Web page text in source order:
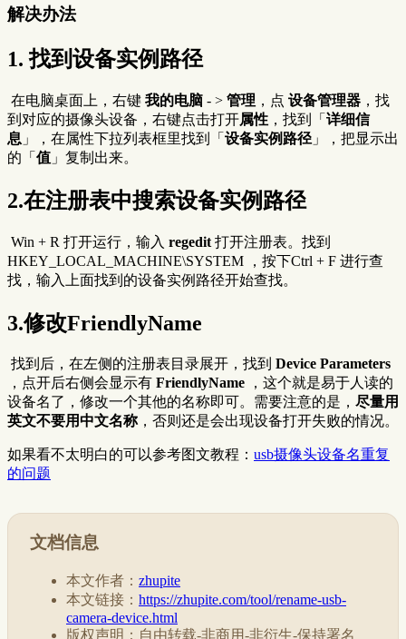
解决办法
1. 找到设备实例路径
​ 在电脑桌面上，右键 我的电脑 - > 管理 ，点 设备管理器 ，找
到对应的摄像头设备，右键点击打开属性 ，找到「 详细信
息 」，在属性下拉列表框里找到「 设备实例路径 」，把显示出
的「 值 」复制出来。
2.在注册表中搜索设备实例路径
​ Win + R 打开运行，输入 regedit 打开注册表。找到
HKEY_LOCAL_MACHINE\SYSTEM ，按下Ctrl + F 进行查
找，输入上面找到的设备实例路径开始查找。
3.修改FriendlyName
​ 找到后，在左侧的注册表目录展开，找到 Device Parameters
，点开后右侧会显示有 FriendlyName ，这个就是易于人读的
设备名了，修改一个其他的名称即可。需要注意的是， 尽量用
英文不要用中文名称，否则还是会出现设备打开失败的情况。
如果看不太明白的可以参考图文教程： usb摄像头设备名重复
的问题
文档信息
本文作者： zhupite
本文链接： https://zhupite.com/tool/rename-usb-
camera-device.html
版权声明：自由转载-非商用-非衍生-保持署名